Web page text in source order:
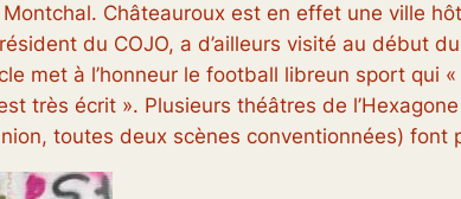
Châteauroux est en effet une ville
du COJO, a d’ailleurs visité au début
met à l’honneur le football libreun sport qui «
très écrit ». Plusieurs théâtres de
toutes deux scènes conventionnées) font